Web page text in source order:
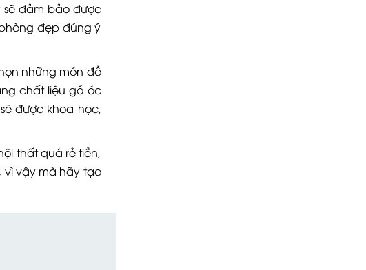
sẽ đảm bảo được
đẹp đúng ý
những món đồ
chất liệu gỗ óc
được khoa học,
thất quá rẻ tiền,
vì vậy mà hãy tạo